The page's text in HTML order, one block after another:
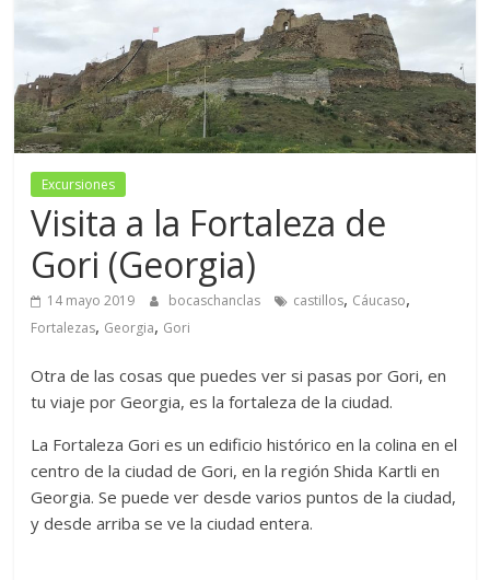
Excursiones
Visita a la Fortaleza de
Gori (Georgia)
14 mayo 2019 bocaschanclas castillos, Cáucaso,
Fortalezas, Georgia, Gori
Otra de las cosas que puedes ver si pasas por Gori, en
tu viaje por Georgia, es la fortaleza de la ciudad.
La Fortaleza Gori es un edificio histórico en la colina en el
centro de la ciudad de Gori, en la región Shida Kartli en
Georgia. Se puede ver desde varios puntos de la ciudad,
y desde arriba se ve la ciudad entera.